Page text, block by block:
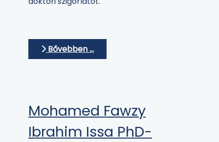
Bővebben …
Mohamed Fawzy
Ibrahim Issa PhD-